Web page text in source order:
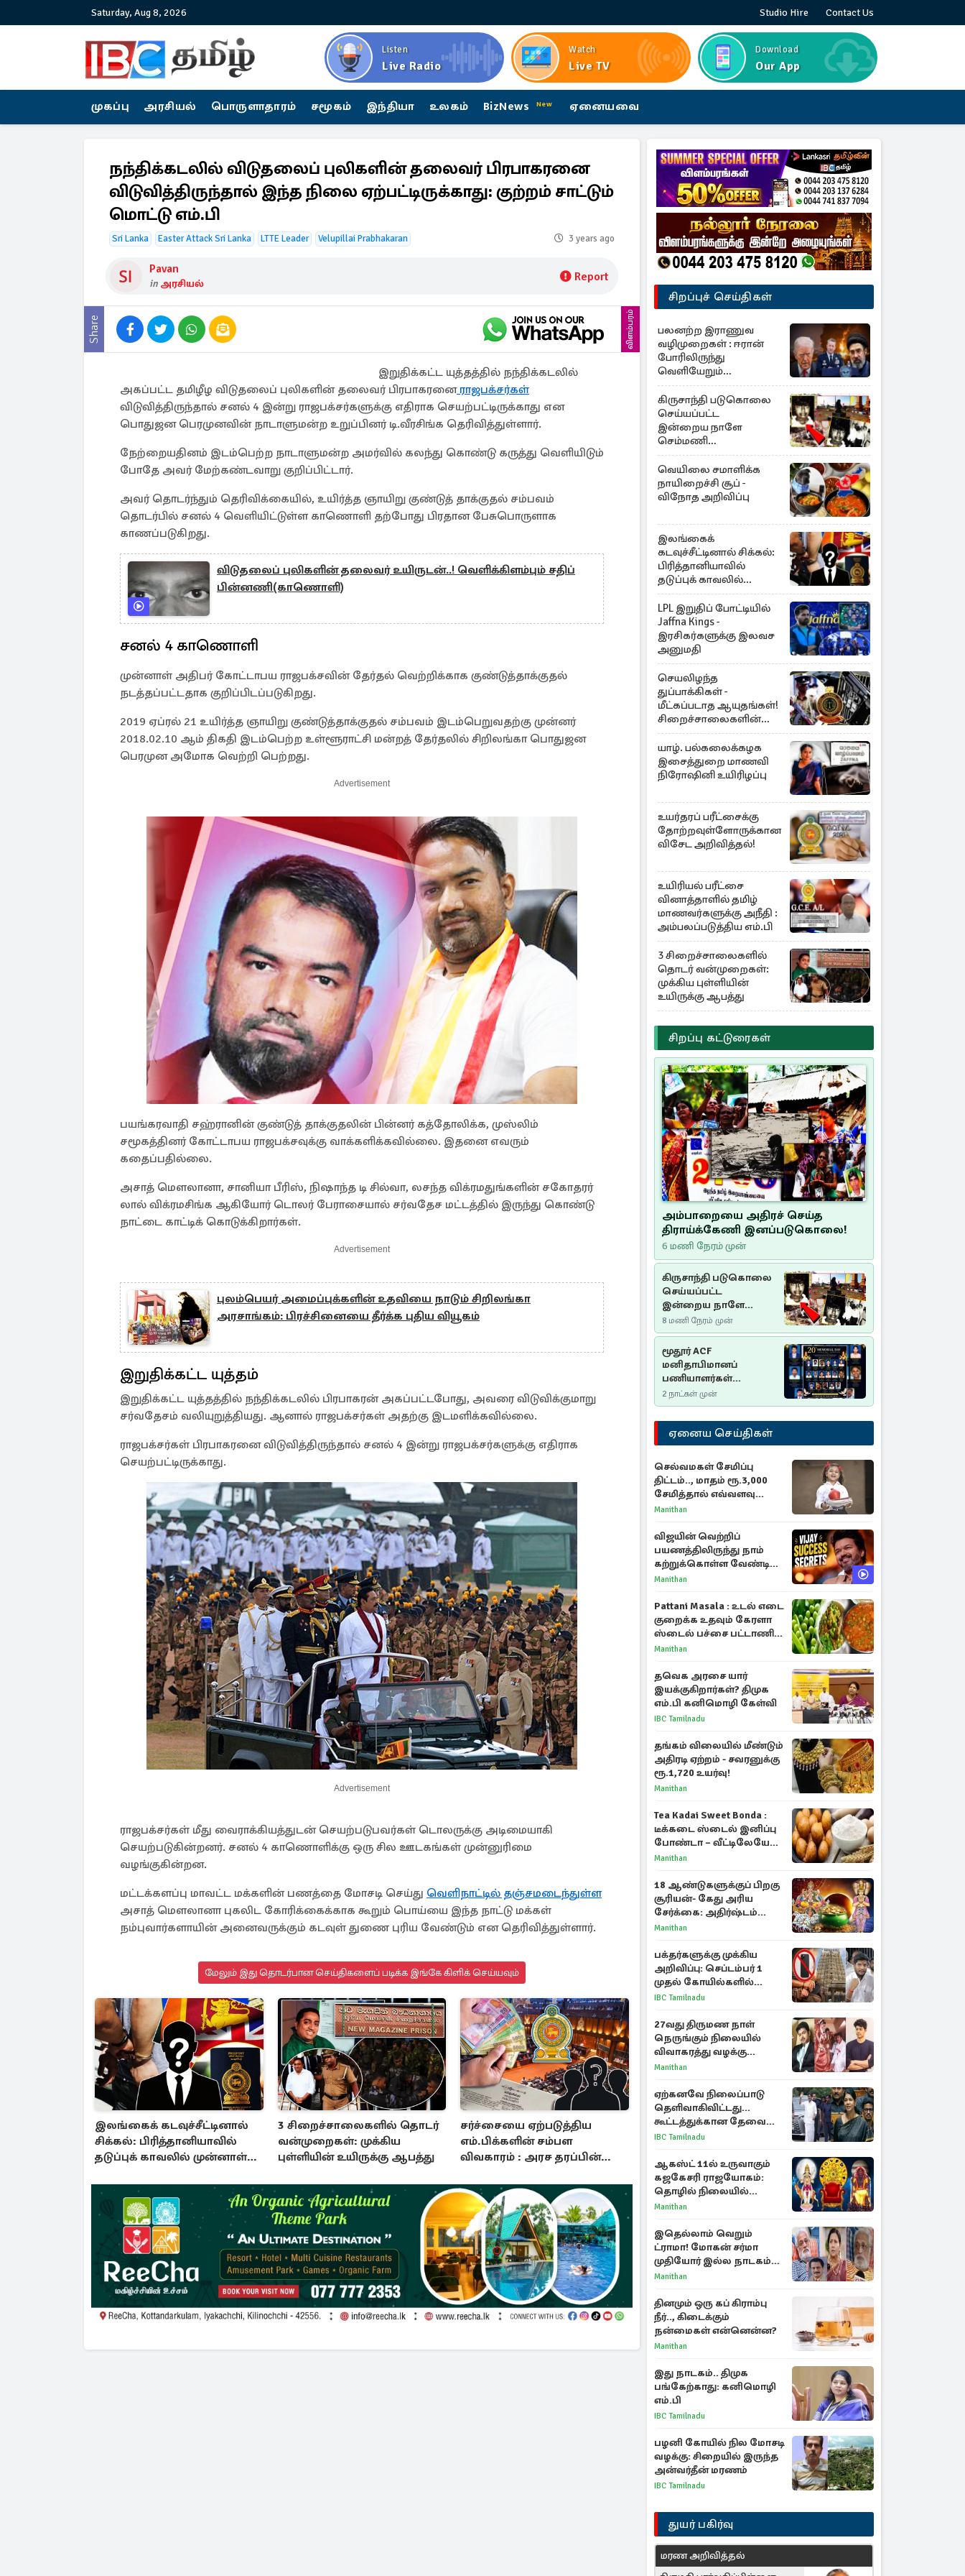
Saturday, Aug 8, 2026 Studio Hire Contact Us
Listen
Live Radio
Watch
Live TV
Download
Our App
முகப்பு அரசியல் பொருளாதாரம் சமூகம் இந்தியா உலகம் BizNews New ஏனையவை
நந்திக்கடலில் விடுதலைப் புலிகளின் தலைவர் பிரபாகரனை
விடுவித்திருந்தால் இந்த நிலை ஏற்பட்டிருக்காது: குற்றம் சாட்டும்
மொட்டு எம்.பி
Sri Lanka Easter Attack Sri Lanka LTTE Leader Velupillai Prabhakaran 3 years ago
Pavan
in அரசியல் Report
Share விளம்பரம்
இறுதிக்கட்ட யுத்தத்தில் நந்திக்கடலில்
அகப்பட்ட தமிழீழ விடுதலைப் புலிகளின் தலைவர் பிரபாகரனைராஜபக்சர்கள்
விடுவித்திருந்தால் சனல் 4 இன்று ராஜபக்சர்களுக்கு எதிராக செயற்பட்டிருக்காது என
பொதுஜன பெரமுனவின் நாடாளுமன்ற உறுப்பினர் டி.வீரசிங்க தெரிவித்துள்ளார்.
நேற்றையதினம் இடம்பெற்ற நாடாளுமன்ற அமர்வில் கலந்து கொண்டு கருத்து வெளியிடும்
போதே அவர் மேற்கண்டவாறு குறிப்பிட்டார்.
அவர் தொடர்ந்தும் தெரிவிக்கையில், உயிர்த்த ஞாயிறு குண்டுத் தாக்குதல் சம்பவம்
தொடர்பில் சனல் 4 வெளியிட்டுள்ள காணொளி தற்போது பிரதான பேசுபொருளாக
காணப்படுகிறது.
விடுதலைப் புலிகளின் தலைவர் உயிருடன்..! வெளிக்கிளம்பும் சதிப்
பின்னணி(காணொளி)
சனல் 4 காணொளி
முன்னாள் அதிபர் கோட்டாபய ராஜபக்சவின் தேர்தல் வெற்றிக்காக குண்டுத்தாக்குதல்
நடத்தப்பட்டதாக குறிப்பிடப்படுகிறது.
2019 ஏப்ரல் 21 உயிர்த்த ஞாயிறு குண்டுத்தாக்குதல் சம்பவம் இடம்பெறுவதற்கு முன்னர்
2018.02.10 ஆம் திகதி இடம்பெற்ற உள்ளூராட்சி மன்றத் தேர்தலில் சிறிலங்கா பொதுஜன
பெரமுன அமோக வெற்றி பெற்றது.
Advertisement
பயங்கரவாதி சஹ்ரானின் குண்டுத் தாக்குதலின் பின்னர் கத்தோலிக்க, முஸ்லிம்
சமூகத்தினர் கோட்டாபய ராஜபக்சவுக்கு வாக்களிக்கவில்லை. இதனை எவரும்
கதைப்பதில்லை.
அசாத் மௌலானா, சானியா பீரிஸ், நிஷாந்த டி சில்வா, லசந்த விக்ரமதுங்களின் சகோதரர்
லால் விக்ரமசிங்க ஆகியோர் டொலர் பேராசையால் சர்வதேச மட்டத்தில் இருந்து கொண்டு
நாட்டை காட்டிக் கொடுக்கிறார்கள்.
Advertisement
புலம்பெயர் அமைப்புக்களின் உதவியை நாடும் சிறிலங்கா
அரசாங்கம்: பிரச்சினையை தீர்க்க புதிய வியூகம்
இறுதிக்கட்ட யுத்தம்
இறுதிக்கட்ட யுத்தத்தில் நந்திக்கடலில் பிரபாகரன் அகப்பட்டபோது, அவரை விடுவிக்குமாறு
சர்வதேசம் வலியுறுத்தியது. ஆனால் ராஜபக்சர்கள் அதற்கு இடமளிக்கவில்லை.
ராஜபக்சர்கள் பிரபாகரனை விடுவித்திருந்தால் சனல் 4 இன்று ராஜபக்சர்களுக்கு எதிராக
செயற்பட்டிருக்காது.
Advertisement
ராஜபக்சர்கள் மீது வைராக்கியத்துடன் செயற்படுபவர்கள் டொலருக்கு அடிமையாகி
செயற்படுகின்றனர். சனல் 4 காணொளிக்கு ஒரு சில ஊடகங்கள் முன்னுரிமை
வழங்குகின்றன.
மட்டக்களப்பு மாவட்ட மக்களின் பணத்தை மோசடி செய்து வெளிநாட்டில் தஞ்சமடைந்துள்ள
அசாத் மௌலானா புகலிட கோரிக்கைக்காக கூறும் பொய்யை இந்த நாட்டு மக்கள்
நம்புவார்களாயின் அனைவருக்கும் கடவுள் துணை புரிய வேண்டும் என தெரிவித்துள்ளார்.
மேலும் இது தொடர்பான செய்திகளைப் படிக்க இங்கே கிளிக் செய்யவும்
இலங்கைக் கடவுச்சீட்டினால்
சிக்கல்: பிரித்தானியாவில்
தடுப்புக் காவலில் முன்னாள்
3 சிறைச்சாலைகளில் தொடர்
வன்முறைகள்: முக்கிய
புள்ளியின் உயிருக்கு ஆபத்து
சர்ச்சையை ஏற்படுத்திய
எம்.பிக்களின் சம்பள
விவகாரம் : அரச தரப்பின்
சிறப்புச் செய்திகள்
பலனற்ற இராணுவ
வழிமுறைகள் : ஈரான்
போரிலிருந்து
வெளியேறும்
வழியைத்தேடும்
அமெரிக்க தளபதி
கிருசாந்தி படுகொலை
செய்யப்பட்ட
இன்றைய நாளே
செம்மணி
இனப்படுகொலை
தினம்…!
வெயிலை சமாளிக்க
நாயிறைச்சி சூப் -
விநோத அறிவிப்பு
இலங்கைக்
கடவுச்சீட்டினால் சிக்கல்:
பிரித்தானியாவில்
தடுப்புக் காவலில்
முன்னாள் எம்.பி!
LPL இறுதிப் போட்டியில்
Jaffna Kings -
இரசிகர்களுக்கு இலவச
அனுமதி
செயலிழந்த
துப்பாக்கிகள் -
மீட்கப்படாத ஆயுதங்கள்!
சிறைச்சாலைகளின்
பாதுகாப்பில் பாரிய
அச்சுறுத்தல்
யாழ். பல்கலைக்கழக
இசைத்துறை மாணவி
நிரோஷினி உயிரிழப்பு
உயர்தரப் பரீட்சைக்கு
தோற்றவுள்ளோருக்கான
விசேட அறிவித்தல்!
உயிரியல் பரீட்சை
வினாத்தாளில் தமிழ்
மாணவர்களுக்கு அநீதி :
அம்பலப்படுத்திய எம்.பி
3 சிறைச்சாலைகளில்
தொடர் வன்முறைகள்:
முக்கிய புள்ளியின்
உயிருக்கு ஆபத்து
சிறப்பு கட்டுரைகள்
அம்பாறையை அதிரச் செய்த
திராய்க்கேணி இனப்படுகொலை!
6 மணி நேரம் முன்
கிருசாந்தி படுகொலை
செய்யப்பட்ட
இன்றைய நாளே
செம்மணி
இனப்படுகொலை
தினம்…!
8 மணி நேரம் முன்
மூதூர் ACF
மனிதாபிமானப்
பணியாளர்கள்
படுகொலை (2006): 20
ஆண்டுகளாகியும் நீதி
மறுக்கப்பட்ட
மனிதாபிமானப்
பேரவலம்
2 நாட்கள் முன்
ஏனைய செய்திகள்
செல்வமகள் சேமிப்பு
திட்டம்.., மாதம் ரூ.3,000
சேமித்தால் எவ்வளவு
கிடைக்கும்?
Manithan
விஜயின் வெற்றிப்
பயணத்திலிருந்து நாம்
கற்றுக்கொள்ள வேண்டிய
முக்கிய 3 விடயங்கள்!
Manithan
Pattani Masala : உடல் எடை
குறைக்க உதவும் கேரளா
ஸ்டைல் பச்சை பட்டாணி
கிரேவி
Manithan
தவெக அரசை யார்
இயக்குகிறார்கள்? திமுக
எம்.பி கனிமொழி கேள்வி
IBC Tamilnadu
தங்கம் விலையில் மீண்டும்
அதிரடி ஏற்றம் - சவரனுக்கு
ரூ.1,720 உயர்வு!
Manithan
Tea Kadai Sweet Bonda :
டீக்கடை ஸ்டைல் இனிப்பு
போண்டா – வீட்டிலேயே
செய்வது எப்படி?
Manithan
18 ஆண்டுகளுக்குப் பிறகு
சூரியன்- கேது அரிய
சேர்க்கை: அதிர்ஷ்டம்
பெறும் 3 ராசிகள்!
Manithan
பக்தர்களுக்கு முக்கிய
அறிவிப்பு: செப்டம்பர் 1
முதல் கோயில்களில்
மொபைலுக்கு தடை!
IBC Tamilnadu
27வது திருமண நாள்
நெருங்கும் நிலையில்
விவாகரத்து வழக்கு
வாபஸ்! விஜய்யுடன்
Manithan
ஏற்கனவே நிலைப்பாடு
தெளிவாகிவிட்டது...
கூட்டத்துக்கான தேவை
என்ன? - கனிமொழி
IBC Tamilnadu
ஆகஸ்ட் 11ல் உருவாகும்
கஜகேசரி ராஜயோகம்:
தொழில் நிலையில்
அதிர்ஷ்டம் பெறும் 3
Manithan
இதெல்லாம் வெறும்
ட்ராமா! மோகன் சர்மா
முதியோர் இல்ல நாடகம்
குறித்து குட்டி பத்மினி
Manithan
தினமும் ஒரு கப் கிராம்பு
நீர்.., கிடைக்கும்
நன்மைகள் என்னென்ன?
Manithan
இது நாடகம்.. திமுக
பங்கேற்காது: கனிமொழி
எம்.பி
IBC Tamilnadu
பழனி கோயில் நில மோசடி
வழக்கு: சிறையில் இருந்த
அன்வர்தீன் மரணம்
IBC Tamilnadu
துயர் பகிர்வு
மரண அறிவித்தல்